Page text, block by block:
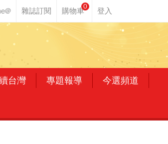
0
台灣 專題報導 今選頻道